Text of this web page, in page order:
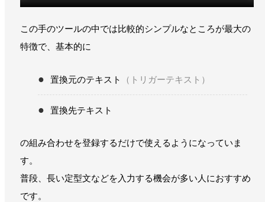
この手のツールの中では比較的シンプルなところが最大の
特徴で、基本的に
置換元のテキスト （トリガーテキスト）
置換先テキスト
の組み合わせを登録するだけで使えるようになっていま
す。
普段、長い定型文などを入力する機会が多い人におすすめ
です。